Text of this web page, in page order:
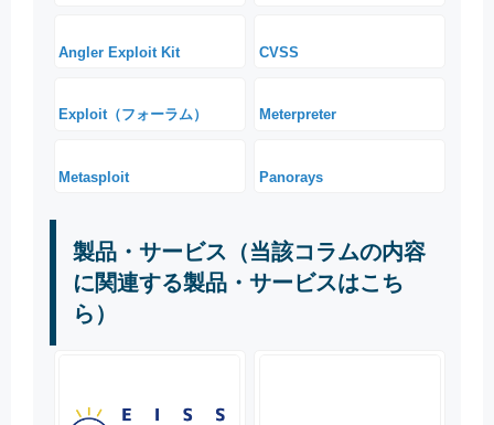
Angler Exploit Kit CVSS
Exploit（フォーラム） Meterpreter
Metasploit Panorays
製品・サービス（当該コラムの内容
に関連する製品・サービスはこち
ら）